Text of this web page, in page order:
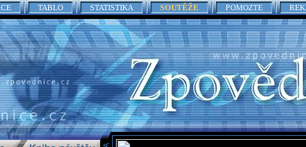
TABLO STATISTIKA SOUTĚŽE POMOZTE